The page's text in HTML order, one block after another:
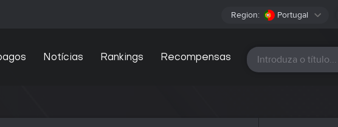
Region: Portugal
Notícias Rankings Recompensas Todas as plataformas